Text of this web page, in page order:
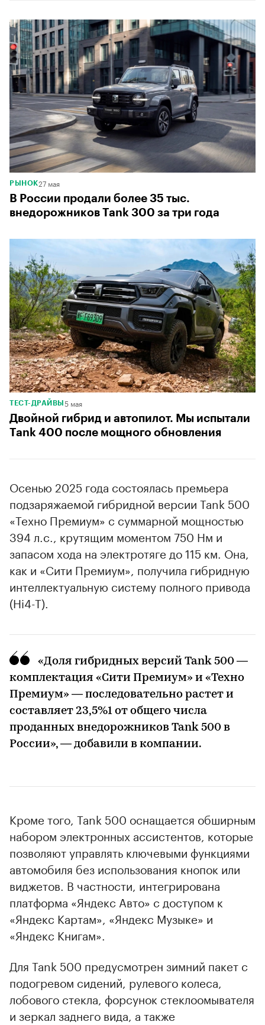
РЫНОК27 мая
В России продали более 35 тыс.
внедорожников Tank 300 за три года
ТЕСТ-ДРАЙВЫ 5 мая
Двойной гибрид и автопилот. Мы испытали
Tank 400 после мощного обновления
Осенью 2025 года состоялась премьера
подзаряжаемой гибридной версии Tank 500
«Техно Премиум» с суммарной мощностью
394 л.с., крутящим моментом 750 Нм и
запасом хода на электротяге до 115 км. Она,
как и «Сити Премиум», получила гибридную
интеллектуальную систему полного привода
(Hi4-T).
«Доля гибридных версий Tank 500 —
комплектация «Сити Премиум» и «Техно
Премиум» — последовательно растет и
составляет 23,5%1 от общего числа
проданных внедорожников Tank 500 в
России», — добавили в компании.
Кроме того, Tank 500 оснащается обширным
набором электронных ассистентов, которые
позволяют управлять ключевыми функциями
автомобиля без использования кнопок или
виджетов. В частности, интегрирована
платформа «Яндекс Авто» с доступом к
«Яндекс Картам», «Яндекс Музыке» и
«Яндекс Книгам».
Для Tank 500 предусмотрен зимний пакет с
подогревом сидений, рулевого колеса,
лобового стекла, форсунок стеклоомывателя
и зеркал заднего вида, а также